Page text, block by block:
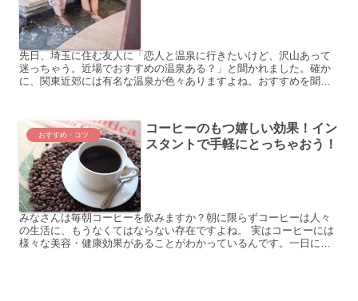
先日、埼玉に住む友人に「恋人と温泉に行きたいけど、沢山あって
迷っちゃう。近場でおすすめの温泉ある？」と聞かれました。確か
に、関東近郊には有名な温泉が色々ありますよね。おすすめを聞か
おすすめ・コツ
コーヒーのもつ嬉しい効果！イン
スタントで手軽にとっちゃおう！
みなさんは毎朝コーヒーを飲みますか？朝に限らずコーヒーは人々
の生活に、もうなくてはならない存在ですよね。 実はコーヒーには
様々な美容・健康効果があることがわかっているんです。一日に何